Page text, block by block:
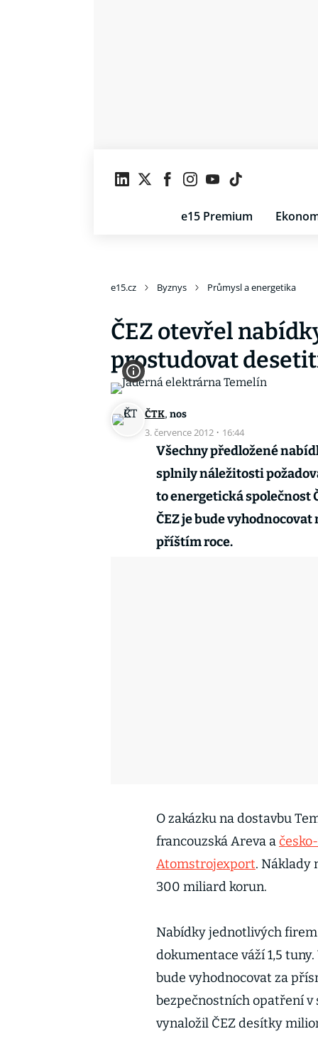
e15 Premium
e15.cz Byznys Průmysl a energetika
ČEZ otevřel
prostudovat
ČTK, nos
3. července 2012 · 16:44
Všechny předložené
splnily náležitosti
to energetická společnost
ČEZ je bude
příštím roce.
O zakázku na dostavbu
francouzská Areva a
Atomstrojexport. Náklady
300 miliard korun.
Nabídky jednotlivých
dokumentace váží 1,5
bude vyhodnocovat za
bezpečnostních opatření
vynaložil ČEZ desítky